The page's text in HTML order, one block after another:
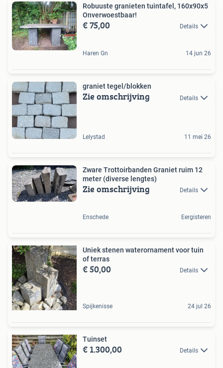
Robuuste granieten tuintafel, 160x90x5
Onverwoestbaar!
€ 75,00 Details
Haren Gn 14 jun 26
graniet tegel/blokken
Zie omschrijving Details
Lelystad 11 mei 26
Zware Trottoirbanden Graniet ruim 12
meter (diverse lengtes)
Zie omschrijving Details
Enschede Eergisteren
Uniek stenen waterornament voor tuin
of terras
€ 50,00 Details
Spijkenisse 24 jul 26
Tuinset
€ 1.300,00 Details